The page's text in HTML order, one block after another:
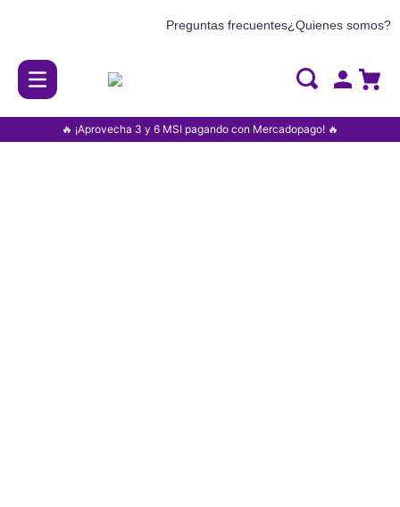
Preguntas frecuentes¿Quienes somos?
🔥 ¡Aprovecha 3 y 6 MSI pagando con Mercadopago! 🔥